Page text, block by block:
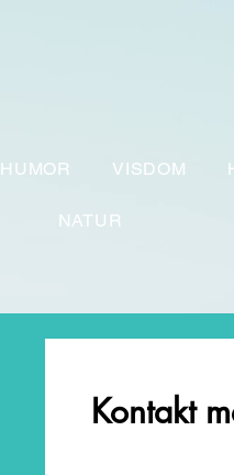
HUMOR VISDOM
NATUR
Kontakt